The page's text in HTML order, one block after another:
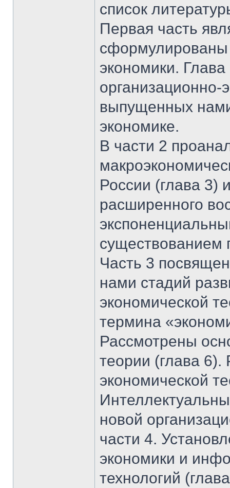
список
Первая часть
экономики.
организационно-
выпущенных
экономике.
В части 2
России (глава 3)
расширенного
существованием
Часть 3
нами стадий
экономической
термина
Рассмотрены
теории (глава
экономической
новой
части 4.
экономики и
технологий